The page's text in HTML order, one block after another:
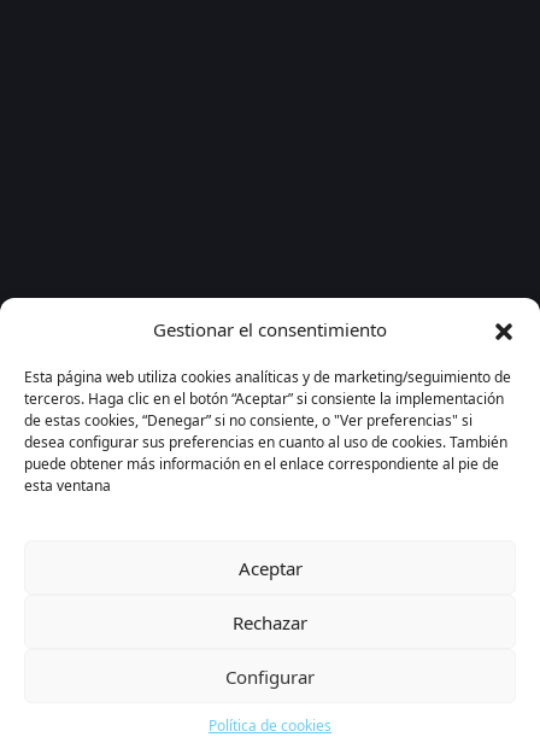
Gestionar el consentimiento
Esta página web utiliza cookies analíticas y de marketing/seguimiento de
terceros. Haga clic en el botón “Aceptar” si consiente la implementación
de estas cookies, “Denegar” si no consiente, o "Ver preferencias" si
desea configurar sus preferencias en cuanto al uso de cookies. También
puede obtener más información en el enlace correspondiente al pie de
esta ventana
Aceptar
Rechazar
Configurar
Política de cookies